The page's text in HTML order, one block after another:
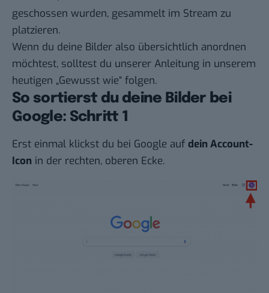
geschossen wurden, gesammelt im Stream zu
platzieren.
Wenn du deine Bilder also übersichtlich anordnen
möchtest, solltest du unserer Anleitung in unserem
heutigen „Gewusst wie“ folgen.
So sortierst du deine Bilder bei
Google: Schritt 1
Erst einmal klickst du bei Google auf dein Account-
Icon in der rechten, oberen Ecke.